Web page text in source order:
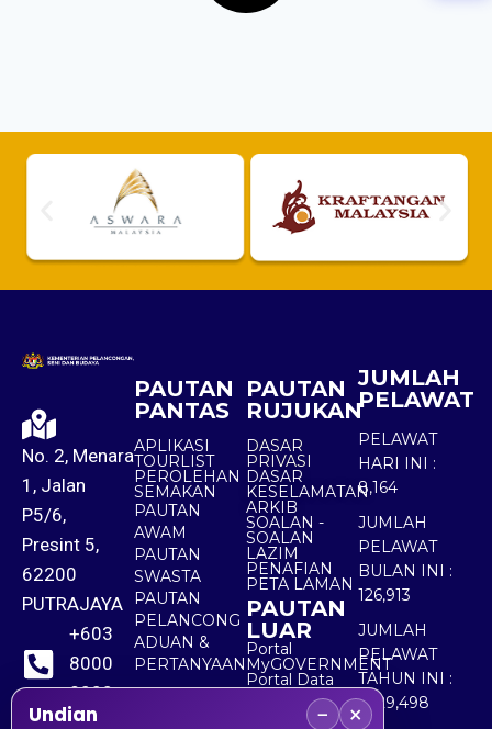
No. 2, Menara
1, Jalan
P5/6,
Presint 5,
62200
PUTRAJAYA
+603
8000
8000
PAUTAN
PANTAS
APLIKASI
TOURLIST
PEROLEHAN
SEMAKAN
PAUTAN
AWAM
PAUTAN
SWASTA
PAUTAN
PELANCONG
ADUAN &
PERTANYAAN
PAUTAN
RUJUKAN
DASAR
PRIVASI
DASAR
KESELAMATAN
ARKIB
SOALAN -
SOALAN
LAZIM
PENAFIAN
PETA LAMAN
PAUTAN
LUAR
Portal
MyGOVERNMENT
Portal Data
Terbuka
Sektor Awam
JUMLAH
PELAWAT
PELAWAT
HARI INI :
8,164
JUMLAH
PELAWAT
BULAN INI :
126,913
JUMLAH
PELAWAT
TAHUN INI :
5,529,498
Undian − ×